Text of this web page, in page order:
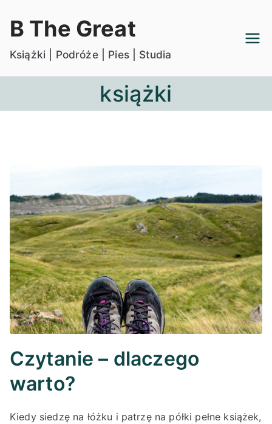
B The Great
Książki | Podróże | Pies | Studia
książki
Czytanie – dlaczego
warto?
Kiedy siedzę na łóżku i patrzę na półki pełne książek,